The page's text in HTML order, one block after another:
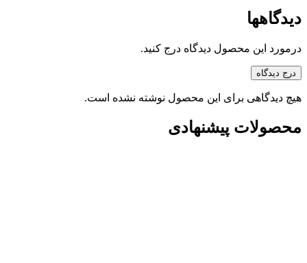
دیدگاهها
درمورد این محصول دیدگاه درج کنید.
درج دیدگاه
هیچ دیدگاهی برای این محصول نوشته نشده است.
محصولات پیشنهادی